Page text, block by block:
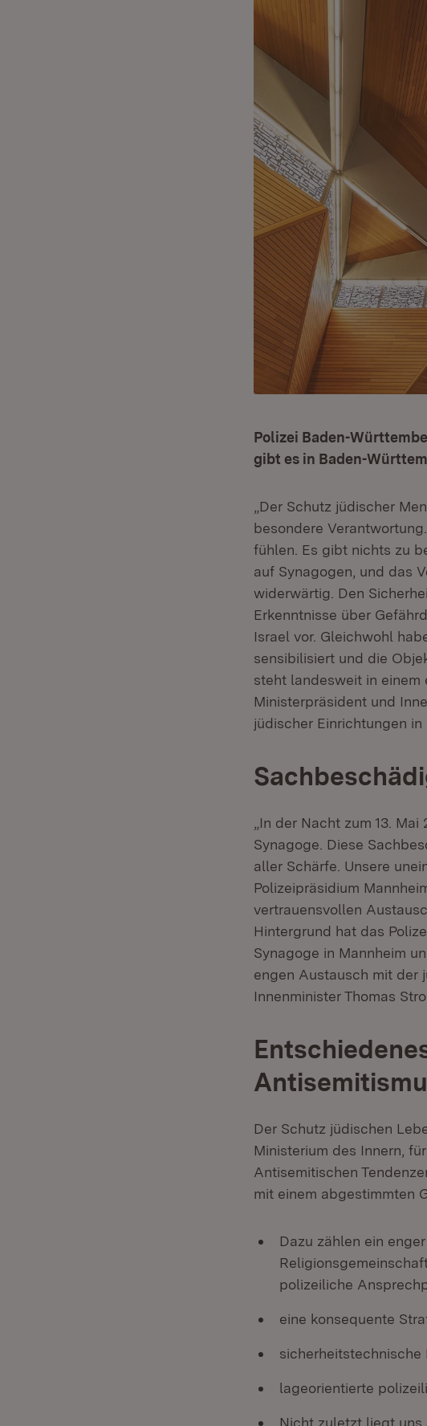
Polizei Baden-
gibt es in Baden-
„Der Schutz jüdischer
besondere
fühlen. Es gibt nichts zu
auf Synagogen, und das
widerwärtig. Den
Erkenntnisse über
Israel vor. Gleichwohl
sensibilisiert und die
steht landesweit in einem
Ministerpräsident und
jüdischer Einrichtungen
„In der Nacht zum 13.
Synagoge. Diese
aller Schärfe. Unsere
Polizeipräsidium
vertrauensvollen
Hintergrund hat das
Synagoge in Mannheim
engen Austausch mit der
Innenminister Thomas
Der Schutz jüdischen
Ministerium des Innern,
Antisemitischen
mit einem abgestimmten
Dazu zählen ein
polizeiliche
eine konsequente
sicherheitstechnische
lageorientierte
Nicht zuletzt liegt uns